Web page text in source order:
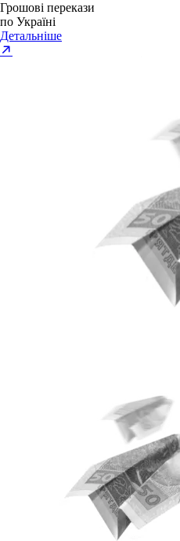
Грошові перекази
по Україні
Детальніше